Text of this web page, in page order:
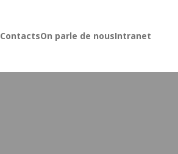
ContactsOn parle de nousIntranet